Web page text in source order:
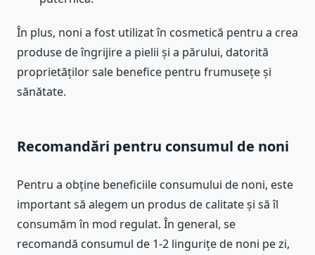
În plus, noni a fost utilizat în cosmetică pentru a crea
produse de îngrijire a pielii și a părului, datorită
proprietăților sale benefice pentru frumusețe și
sănătate.
Recomandări pentru consumul de noni
Pentru a obține beneficiile consumului de noni, este
important să alegem un produs de calitate și să îl
consumăm în mod regulat. În general, se
recomandă consumul de 1-2 lingurițe de noni pe zi,